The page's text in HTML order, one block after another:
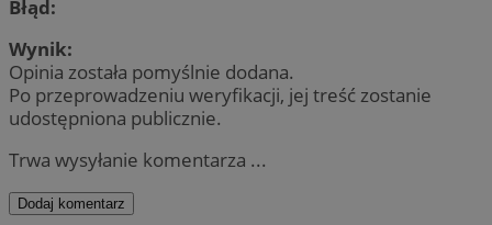
Błąd:
Wynik:
Opinia została pomyślnie dodana.
Po przeprowadzeniu weryfikacji, jej treść zostanie
udostępniona publicznie.
Trwa wysyłanie komentarza ...
Dodaj komentarz